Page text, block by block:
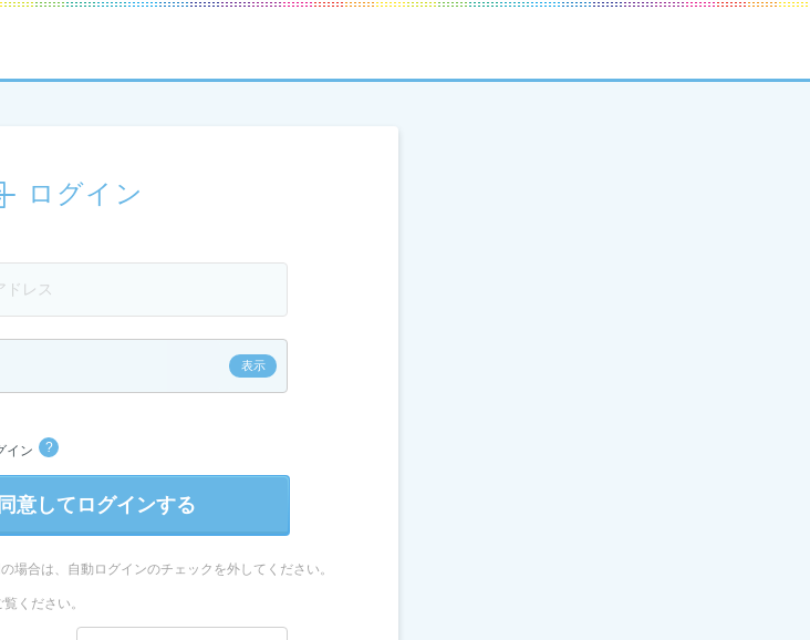
ログイン
イン ?
意してログインする
場合は、 自動ログインのチェックを外してください。
覧ください。